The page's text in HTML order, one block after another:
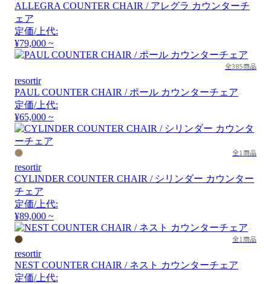
ALLEGRA COUNTER CHAIR / アレグラ カウンターチ
ェア
定価/上代:
¥79,000 ~
全385商品
resortir
PAUL COUNTER CHAIR / ポール カウンターチェア
定価/上代:
¥65,000 ~
全1商品
resortir
CYLINDER COUNTER CHAIR / シリンダー カウンター
チェア
定価/上代:
¥89,000 ~
全1商品
resortir
NEST COUNTER CHAIR / ネスト カウンターチェア
定価/上代: